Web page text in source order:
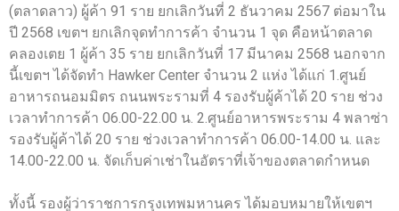
(ตลาดลาว) ผู้ค้า 91 ราย ยกเลิกวันที่ 2 ธันวาคม 2567 ต่อมาใน
ปี 2568 เขตฯ ยกเลิกจุดทำการค้า จำนวน 1 จุด คือหน้าตลาด
คลองเตย 1 ผู้ค้า 35 ราย ยกเลิกวันที่ 17 มีนาคม 2568 นอกจาก
นี้เขตฯ ได้จัดทำ Hawker Center จำนวน 2 แห่ง ได้แก่ 1.ศูนย์
อาหารถนอมมิตร ถนนพระรามที่ 4 รองรับผู้ค้าได้ 20 ราย ช่วง
เวลาทำการค้า 06.00-22.00 น. 2.ศูนย์อาหารพระราม 4 พลาซ่า
รองรับผู้ค้าได้ 20 ราย ช่วงเวลาทำการค้า 06.00-14.00 น. และ
14.00-22.00 น. จัดเก็บค่าเช่าในอัตราที่เจ้าของตลาดกำหนด
ทั้งนี้ รองผู้ว่าราชการกรุงเทพมหานคร ได้มอบหมายให้เขตฯ